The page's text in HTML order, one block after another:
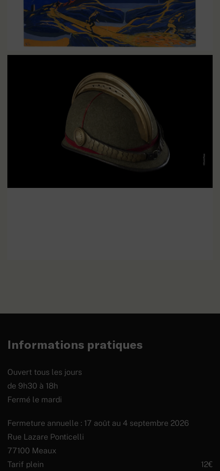
Informations pratiques
Ouvert tous les jours
de 9h30 à 18h
Fermé le mardi
Fermeture annuelle : 17 août au 4 septembre 2026
Rue Lazare Ponticelli
77100 Meaux
Tarif plein
12€